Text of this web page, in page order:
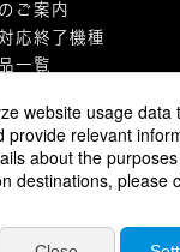
ご案内
応終了機種
一覧
ウンロード